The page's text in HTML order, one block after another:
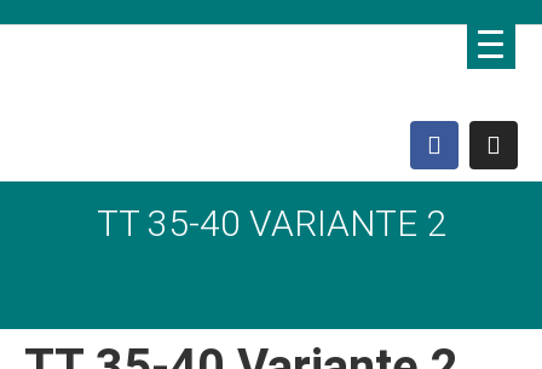
TT 35-40 VARIANTE 2